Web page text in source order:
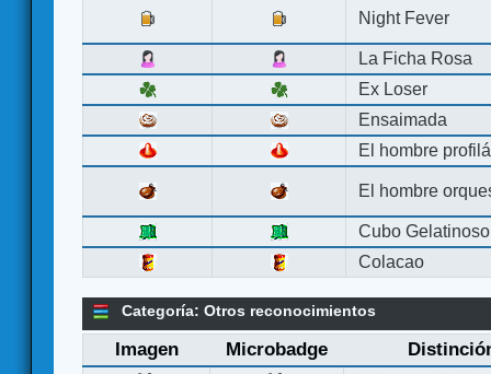
Night Fever
La Ficha Rosa
Ex Loser
Ensaimada
El hombre
El hombre
Cubo Gelatinoso
Colacao
Categoría: Otros reconocimientos
Imagen Microbadge